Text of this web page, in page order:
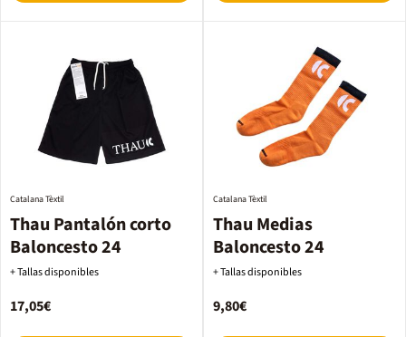
Thau Pantalón corto
Baloncesto 24
Catalana Tèxtil
+ Tallas disponibles
17,05€
Thau Medias
Baloncesto 24
Catalana Tèxtil
+ Tallas disponibles
9,80€